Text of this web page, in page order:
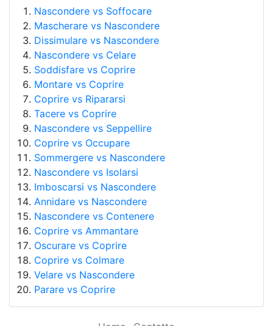
Nascondere vs Soffocare
Mascherare vs Nascondere
Dissimulare vs Nascondere
Nascondere vs Celare
Soddisfare vs Coprire
Montare vs Coprire
Coprire vs Ripararsi
Tacere vs Coprire
Nascondere vs Seppellire
Coprire vs Occupare
Sommergere vs Nascondere
Nascondere vs Isolarsi
Imboscarsi vs Nascondere
Annidare vs Nascondere
Nascondere vs Contenere
Coprire vs Ammantare
Oscurare vs Coprire
Coprire vs Colmare
Velare vs Nascondere
Parare vs Coprire